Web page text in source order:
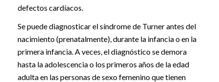
defectos cardíacos.
Se puede diagnosticar el síndrome de Turner antes del
nacimiento (prenatalmente), durante la infancia o en la
primera infancia. A veces, el diagnóstico se demora
hasta la adolescencia o los primeros años de la edad
adulta en las personas de sexo femenino que tienen